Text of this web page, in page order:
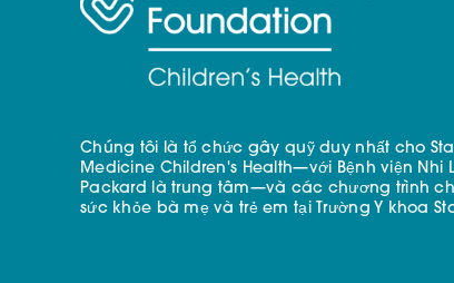
Chúng tôi là tổ chức gây quỹ duy nhất cho
Medicine Children's Health—với Bệnh viện Nhi
Packard là trung tâm—và các chương trình
sức khỏe bà mẹ và trẻ em tại Trường Y khoa